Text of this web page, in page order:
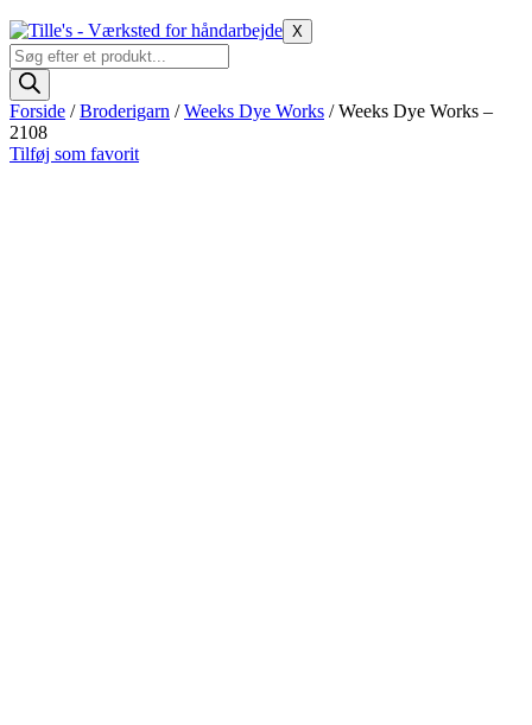
X
Products
search
Forside /Broderigarn /Weeks Dye Works / Weeks Dye Works –
2108
Tilføj som favorit